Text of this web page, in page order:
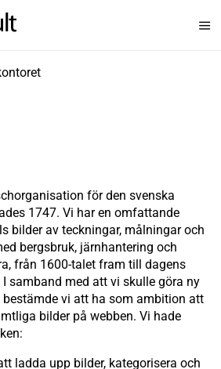
för den svenska
1747. Vi har en omfattande
bilder av teckningar, målningar och
bergsbruk, järnhantering och
från 1600-talet fram till dagens
samband med att vi skulle göra ny
vi att ha som ambition att
bilder på webben. Vi hade
ladda upp bilder, kategorisera och